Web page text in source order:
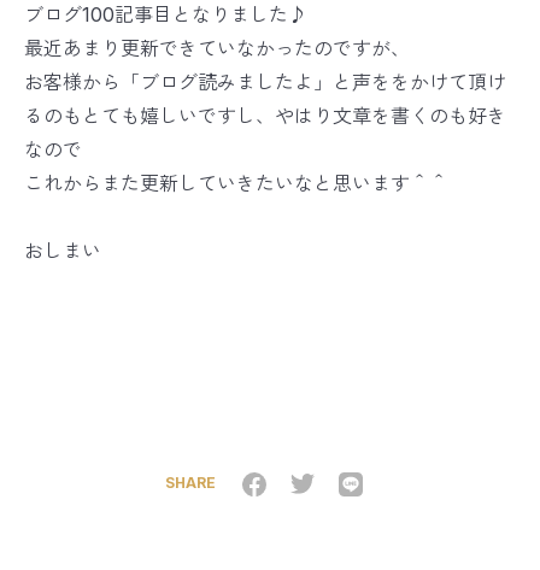
ブログ100記事目となりました♪
最近あまり更新できていなかったのですが、
お客様から「ブログ読みましたよ」と声ををかけて頂け
るのもとても嬉しいですし、やはり文章を書くのも好き
なので
これからまた更新していきたいなと思います＾＾
おしまい
SHARE